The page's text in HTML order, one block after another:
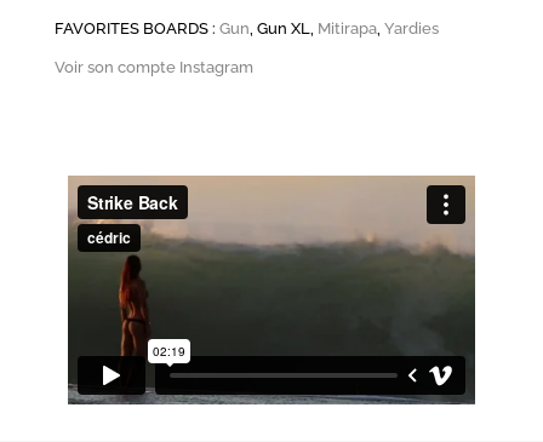
FAVORITES BOARDS : Gun, Gun XL, Mitirapa, Yardies
Voir son compte Instagram